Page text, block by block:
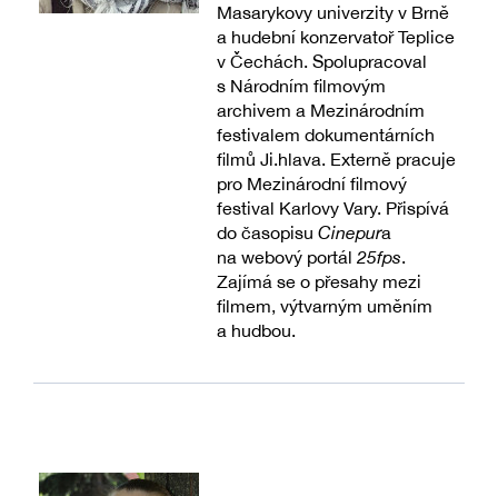
Masarykovy univerzity v Brně
a hudební konzervatoř Teplice
v Čechách. Spolupracoval
s Národním filmovým
archivem a Mezinárodním
festivalem dokumentárních
filmů Ji.hlava. Externě pracuje
pro Mezinárodní filmový
festival Karlovy Vary. Přispívá
do časopisu Cinepura
na webový portál 25fps.
Zajímá se o přesahy mezi
filmem, výtvarným uměním
a hudbou.